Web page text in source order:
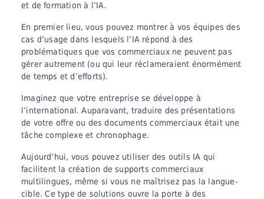
et de formation à l’IA.
En premier lieu, vous pouvez montrer à vos équipes des
cas d’usage dans lesquels l’IA répond à des
problématiques que vos commerciaux ne peuvent pas
gérer autrement (ou qui leur réclameraient énormément
de temps et d’efforts).
Imaginez que votre entreprise se développe à
l’international. Auparavant, traduire des présentations
de votre offre ou des documents commerciaux était une
tâche complexe et chronophage.
Aujourd’hui, vous pouvez utiliser des outils IA qui
facilitent la création de supports commerciaux
multilingues, même si vous ne maîtrisez pas la langue-
cible. Ce type de solutions ouvre la porte à des